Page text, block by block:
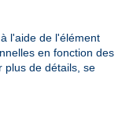
l'aide de l'élément
en fonction des
plus de détails, se